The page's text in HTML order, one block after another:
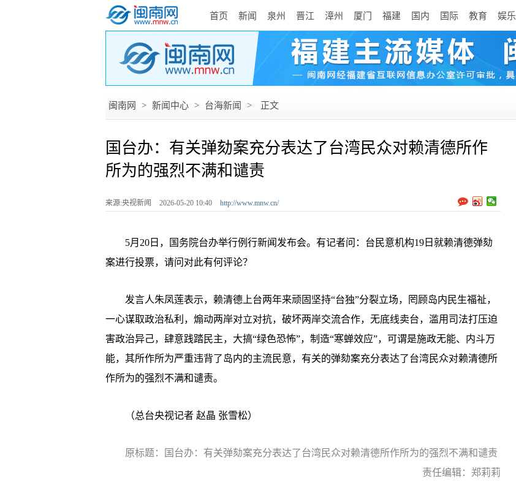
首页 新闻 泉州 晋江 漳州 厦门 福建 国内 国际 教育 娱乐
闽南网 > 新闻中心 > 台海新闻 > 正文
国台办：有关弹劾案充分表达了台湾民众对赖清德所作
所为的强烈不满和谴责
来源:央视新闻 2026-05-20 10:40 http://www.mnw.cn/
5月20日，国务院台办举行例行新闻发布会。有记者问：台民意机构19日就赖清德弹劾
案进行投票，请问对此有何评论？
发言人朱凤莲表示，赖清德上台两年来顽固坚持“台独”分裂立场，罔顾岛内民生福祉，
一心谋取政治私利，煽动两岸对立对抗，破坏两岸交流合作，无底线卖台，滥用司法打压迫
害政治异己，肆意践踏民主，大搞“绿色恐怖”，制造“寒蝉效应”，可谓是施政无能、内斗万
能，其所作所为严重违背了岛内的主流民意，有关的弹劾案充分表达了台湾民众对赖清德所
作所为的强烈不满和谴责。
（总台央视记者 赵晶 张雪松）
原标题：国台办：有关弹劾案充分表达了台湾民众对赖清德所作所为的强烈不满和谴责
责任编辑：郑莉莉